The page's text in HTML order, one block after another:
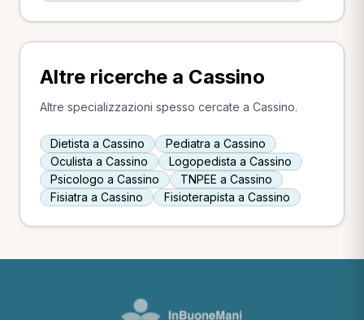
Altre ricerche a Cassino
Altre specializzazioni spesso cercate a Cassino.
Dietista a Cassino
Pediatra a Cassino
Oculista a Cassino
Logopedista a Cassino
Psicologo a Cassino
TNPEE a Cassino
Fisiatra a Cassino
Fisioterapista a Cassino